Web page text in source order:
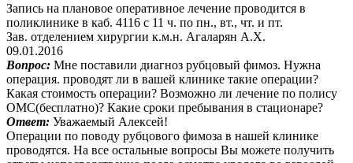
Запись на плановое оперативное лечение проводится в
поликлинике в каб. 4116 с 11 ч. по пн., вт., чт. и пт.
Зав. отделением хирургии к.м.н. Агаларян А.Х.
09.01.2016
Вопрос: Мне поставили диагноз рубцовый фимоз. Нужна
операция. проводят ли в вашей клинике такие операции?
Какая стоимость операции? Возможно ли лечение по полису
ОМС(бесплатно)? Какие сроки пребывания в стационаре?
Ответ: Уважаемый Алексей!
Операции по поводу рубцового фимоза в нашей клинике
проводятся. На все остальные вопросы Вы можете получить